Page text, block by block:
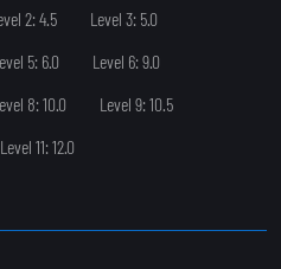
2: 4.5
Level 3: 5.0
5: 6.0
Level 6: 9.0
8: 10.0
Level 9: 10.5
Level 11: 12.0